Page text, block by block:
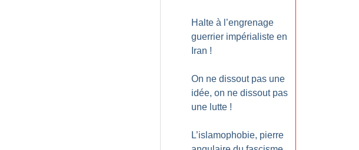
Halte à l’engrenage
guerrier impérialiste en
Iran !
On ne dissout pas une
idée, on ne dissout pas
une lutte !
L’islamophobie, pierre